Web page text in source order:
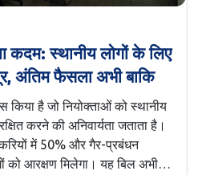
कदम: स्थानीय लोगों के लिए
अंतिम फैसला अभी बाकि
किया है जो नियोक्ताओं को स्थानीय
करने की अनिवार्यता जताता है।
में 50% और गैर-प्रबंधन
को आरक्षण मिलेगा। यह बिल अभी